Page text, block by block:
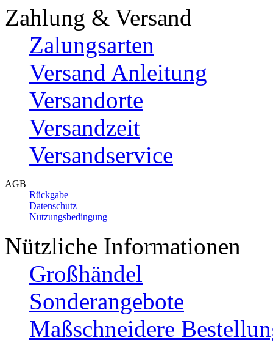
Zahlung & Versand
Zalungsarten
Versand Anleitung
Versandorte
Versandzeit
Versandservice
AGB
Rückgabe
Datenschutz
Nutzungsbedingung
Nützliche Informationen
Großhändel
Sonderangebote
Maßschneidere